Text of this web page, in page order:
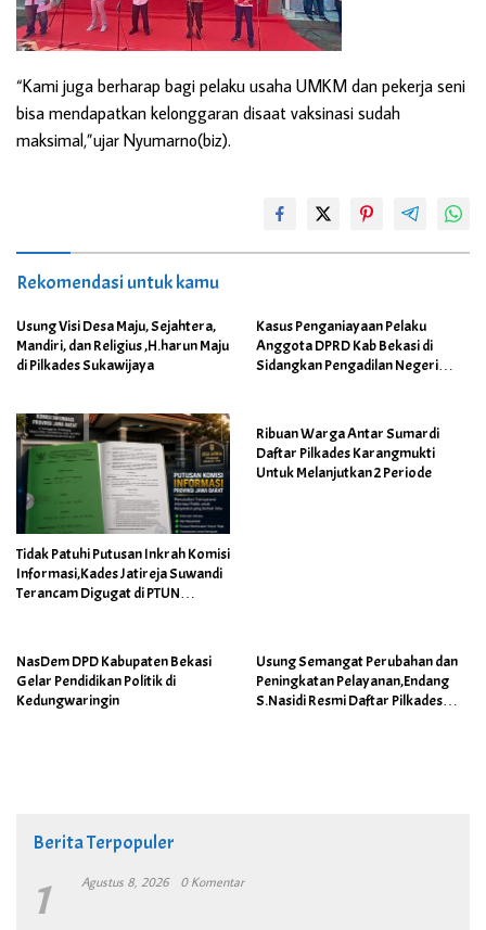
“Kami juga berharap bagi pelaku usaha UMKM dan pekerja seni
bisa mendapatkan kelonggaran disaat vaksinasi sudah
maksimal,”ujar Nyumarno(biz).
Rekomendasi untuk kamu
Usung Visi Desa Maju, Sejahtera,
Mandiri, dan Religius ,H.harun Maju
di Pilkades Sukawijaya
Kasus Penganiayaan Pelaku
Anggota DPRD Kab Bekasi di
Sidangkan Pengadilan Negeri
Tidak Patuhi Putusan Inkrah Komisi
Informasi,Kades Jatireja Suwandi
Terancam Digugat di PTUN
Ribuan Warga Antar Sumardi
Daftar Pilkades Karangmukti
Untuk Melanjutkan 2 Periode
NasDem DPD Kabupaten Bekasi
Gelar Pendidikan Politik di
Kedungwaringin
Usung Semangat Perubahan dan
Peningkatan Pelayanan,Endang
S.Nasidi Resmi Daftar Pilkades
Berita Terpopuler
1 Agustus 8, 2026 0 Komentar